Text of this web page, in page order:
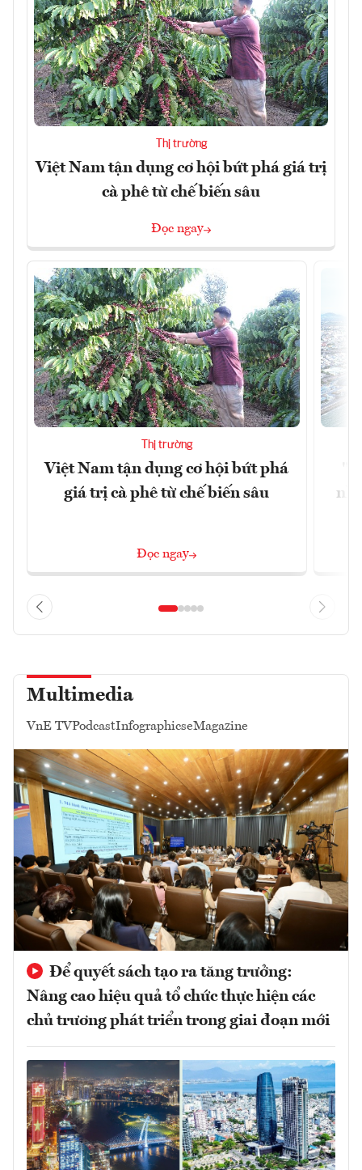
Thị trường
Việt Nam tận dụng cơ hội bứt phá giá trị
cà phê từ chế biến sâu
Đọc ngay
Thị trường
Việt Nam tận dụng cơ hội bứt phá
giá trị cà phê từ chế biến sâu
Đọc ngay
Multimedia
VnE TVPodcastInfographicseMagazine
Để quyết sách tạo ra tăng trưởng:
Nâng cao hiệu quả tổ chức thực hiện các
chủ trương phát triển trong giai đoạn mới